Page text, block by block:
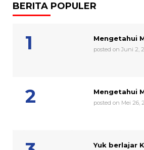
BERITA POPULER
Mengetahui
posted on Juni 2,
Mengetahui
posted on Mei 26,
Yuk berlajar